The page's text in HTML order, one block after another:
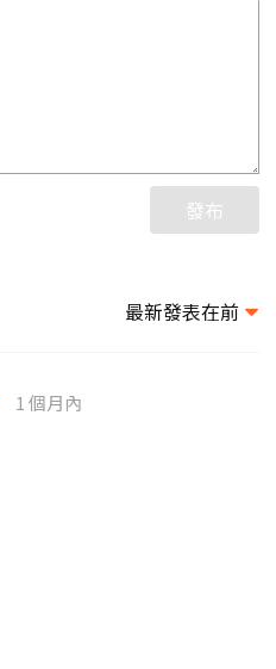
發布
最新發表在前
1 個月內